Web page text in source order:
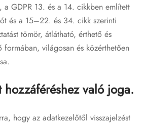
a GDPR 13. és a 14. cikkben említett
és a 15–22. és 34. cikk szerinti
tömör, átlátható, érthető és
formában, világosan és közérthetően
való joga.
hogy az adatkezelőtől visszajelzést